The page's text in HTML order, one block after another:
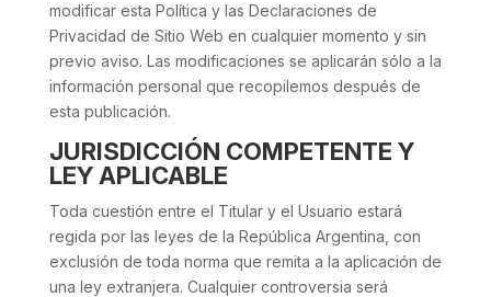
modificar esta Política y las Declaraciones de
Privacidad de Sitio Web en cualquier momento y sin
previo aviso. Las modificaciones se aplicarán sólo a la
información personal que recopilemos después de
esta publicación.
JURISDICCIÓN COMPETENTE Y
LEY APLICABLE
Toda cuestión entre el Titular y el Usuario estará
regida por las leyes de la República Argentina, con
exclusión de toda norma que remita a la aplicación de
una ley extranjera. Cualquier controversia será